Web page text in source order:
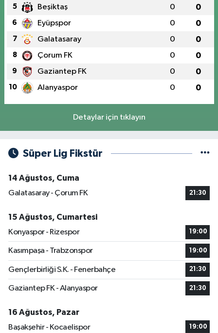
5 Beşiktaş 0 0
6 Eyüpspor 0 0
7 Galatasaray 0 0
8 Çorum FK 0 0
9 Gaziantep FK 0 0
10 Alanyaspor 0 0
Detaylar için tıklayın
Süper Lig Fikstür
14 Ağustos, Cuma
Galatasaray - Çorum FK
21:30
15 Ağustos, Cumartesi
Konyaspor - Rizespor
19:00
Kasımpaşa - Trabzonspor 19:00
Gençlerbirliği S.K. - Fenerbahçe 21:30
Gaziantep FK - Alanyaspor 21:30
16 Ağustos, Pazar
Başakşehir - Kocaelispor
19:00